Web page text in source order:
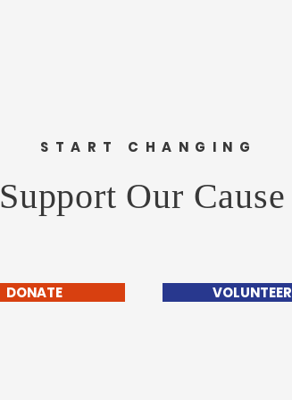
START CHANGING
Support Our Cause
DONATE VOLUNTEER